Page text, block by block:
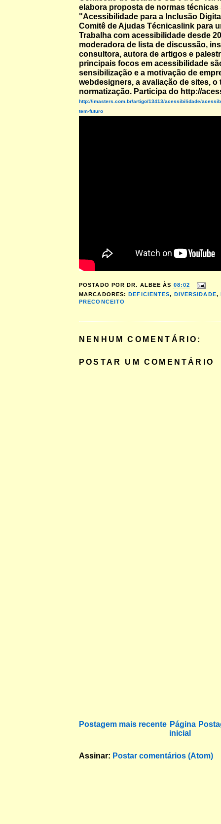
elabora proposta de normas técnicas
"Acessibilidade para a Inclusão
Comitê de Ajudas Técnicaslink para
Trabalha com acessibilidade desde
moderadora de lista de discussão,
consultora, autora de artigos e
principais focos em acessibilidade
sensibilização e a motivação de
webdesigners, a avaliação de sites, o
normatização. Participa do http://
http://imasters.com.br/artigo/13413/acessibilidade/
tem-futuro
POSTADO POR DR. ALBEE ÀS 08:02
MARCADORES:
DEFICIENTES, DIVERSIDADE,
PRECONCEITO
NENHUM COMENTÁRIO:
POSTAR UM COMENTÁRIO
Postagem mais recente Página
inicial
Assinar: Postar comentários (Atom)